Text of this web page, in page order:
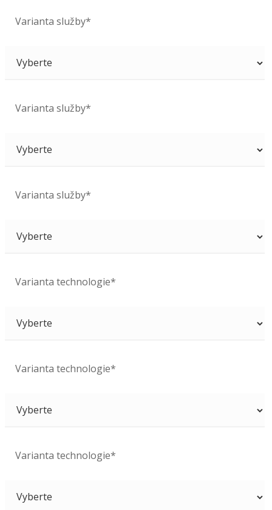
Varianta služby*
Varianta služby*
Varianta služby*
Varianta technologie*
Varianta technologie*
Varianta technologie*